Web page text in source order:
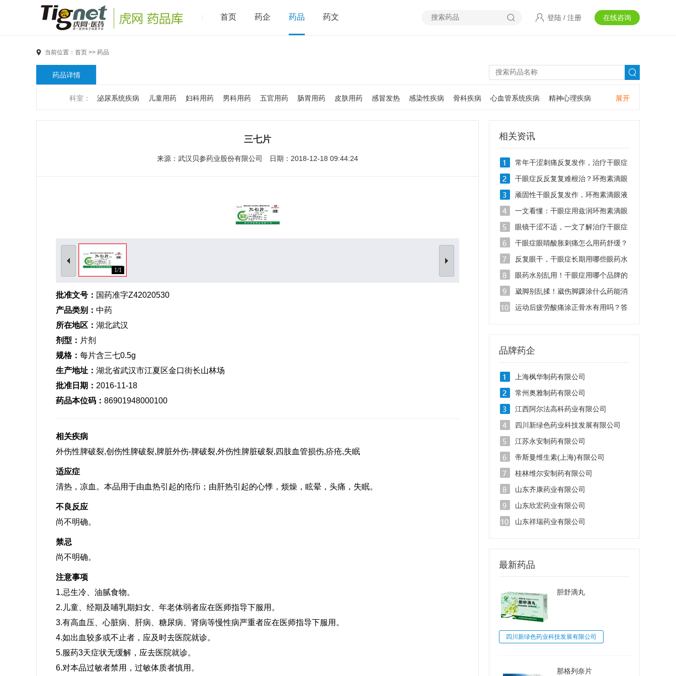
首页 药企 药品 药文 在线咨询
登陆 / 注册
当前位置： 首页 >> 药品
药品详情
展开
科室： 泌尿系统疾病 儿童用药 妇科用药 男科用药 五官用药 肠胃用药 皮肤用药 感冒发热 感染性疾病 骨科疾病 心血管系统疾病 精神心理疾病
女性生殖及妊娠疾病
三七片
来源： 武汉贝参药业股份有限公司 日期：2018-12-18 09:44:24
1/1
批准文号： 国药准字Z42020530
产品类别： 中药
所在地区： 湖北武汉
剂型： 片剂
规格： 每片含三七0.5g
生产地址： 湖北省武汉市江夏区金口街长山林场
批准日期： 2016-11-18
药品本位码： 86901948000100
相关疾病
外伤性脾破裂,创伤性脾破裂,脾脏外伤-脾破裂,外伤性脾脏破裂,四肢血管损伤,疥疮,失眠
适应症
清热，凉血。本品用于由血热引起的疮疖；由肝热引起的心悸，烦燥，眩晕，头痛，失眠。
不良反应
尚不明确。
禁忌
尚不明确。
注意事项
1.忌生冷、油腻食物。
2.儿童、经期及哺乳期妇女、年老体弱者应在医师指导下服用。
3.有高血压、心脏病、肝病、糖尿病、肾病等慢性病严重者应在医师指导下服用。
4.如出血较多或不止者，应及时去医院就诊。
5.服药3天症状无缓解，应去医院就诊。
6.对本品过敏者禁用，过敏体质者慎用。
相关资讯
常年干涩刺痛反复发作，治疗干眼症
用什么滴眼液
干眼症反反复复难根治？环孢素滴眼
液Ⅱ0.05%的作用有哪些
顽固性干眼反复发作，环孢素滴眼液
Ⅱ治疗干眼症效果好吗
一文看懂：干眼症用兹润环孢素滴眼
液管用吗？
眼镜干涩不适，一文了解治疗干眼症
的滴眼液有哪些品牌
干眼症眼睛酸胀刺痛怎么用药舒缓？
找准病根是关键
反复眼干，干眼症长期用哪些眼药水
安全不刺激？
眼药水别乱用！干眼症用哪个品牌的
眼药水治疗效果好？
崴脚别乱揉！崴伤脚踝涂什么药能消
肿止痛？
运动后疲劳酸痛涂正骨水有用吗？答
品牌药企
上海枫华制药有限公司
常州奥雅制药有限公司
江西阿尔法高科药业有限公司
四川新绿色药业科技发展有限公司
江苏永安制药有限公司
帝斯曼维生素(上海)有限公司
桂林维尔安制药有限公司
山东齐康药业有限公司
山东欣宏药业有限公司
山东祥瑞药业有限公司
最新药品
胆舒滴丸
四川新绿色药业科技发展有限公司
那格列奈片